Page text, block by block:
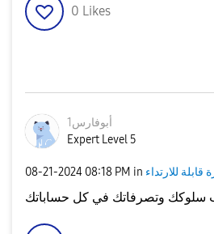
0 Likes
أبوفارس1
Expert Level 5
‎08-21-2024 08:18 PM in قابلة للارتداء
سلوكك وتصرفاتك في كل حساباتك